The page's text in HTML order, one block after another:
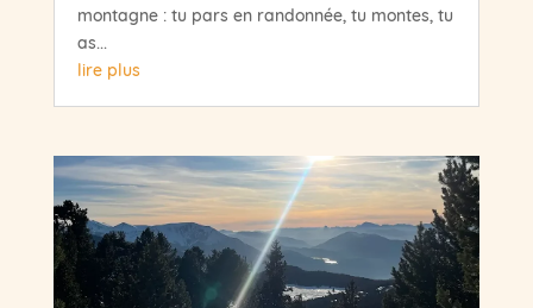
montagne : tu pars en randonnée, tu montes, tu
as...
lire plus